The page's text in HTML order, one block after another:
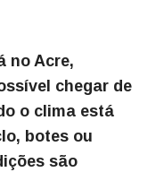
no Acre,
chegar de
o clima está
botes ou
são